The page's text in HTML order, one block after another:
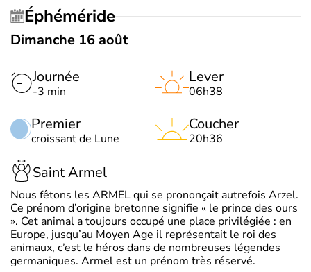
Éphéméride
Dimanche 16 août
Journée
-3 min
Premier
croissant de Lune
Lever
06h38
Coucher
20h36
Saint Armel
Nous fêtons les ARMEL qui se prononçait autrefois Arzel.
Ce prénom d’origine bretonne signifie « le prince des ours
». Cet animal a toujours occupé une place privilégiée : en
Europe, jusqu’au Moyen Age il représentait le roi des
animaux, c’est le héros dans de nombreuses légendes
germaniques. Armel est un prénom très réservé.